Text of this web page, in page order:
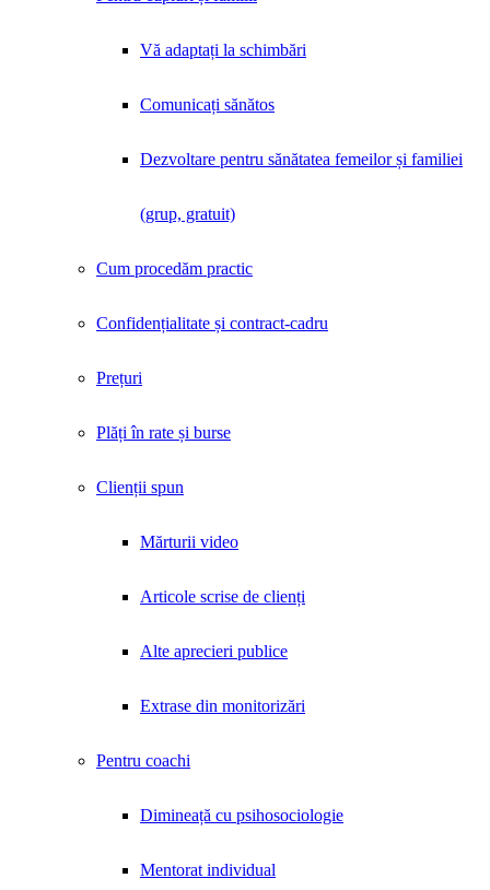
Vă adaptați la schimbări
Comunicați sănătos
Dezvoltare pentru sănătatea femeilor și familiei
(grup, gratuit)
Cum procedăm practic
Confidențialitate și contract-cadru
Prețuri
Plăți în rate și burse
Clienții spun
Mărturii video
Articole scrise de clienți
Alte aprecieri publice
Extrase din monitorizări
Pentru coachi
Dimineață cu psihosociologie
Mentorat individual